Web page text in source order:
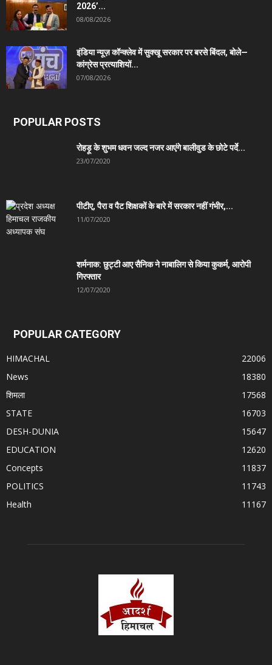
2026’...
08/08/2026
इंडिया न्यूज़ कॉन्क्लेव में सुक्खू सरकार पर बरसे बिंदल, बोले—
कांग्रेस प्रत्याशियों...
07/08/2026
POPULAR POSTS
रोहड़ू के शुभम धवन जल्द नजर आएंगे बालीवुड के छोटे पर्दे...
23/07/2020
पीटीए, पैरा व पैट शिक्षकों के बारे में सरकार नहीं गंभीर,...
11/07/2020
शर्मनाक: छुट्टी आए सैनिक ने नाबालिग से किया कुकर्म, आरोपी
गिरफ्तार
12/07/2020
POPULAR CATEGORY
HIMACHAL
22006
News
18380
शिमला
17568
STATE
16703
DESH-DUNIA
15647
EDUCATION
12620
Concepts
11837
POLITICS
11743
Health
11167